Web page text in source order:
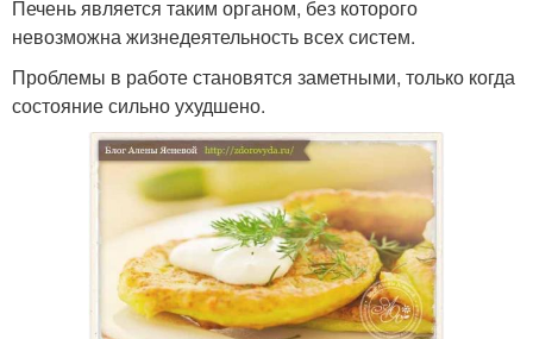
Печень является таким органом, без которого
невозможна жизнедеятельность всех систем.
Проблемы в работе становятся заметными, только когда
состояние сильно ухудшено.